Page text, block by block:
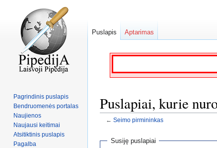
Puslapiai, kurie
← Seimo pirmininkas
Jump
JumpSusiję puslapiai
Puslapis Aptarimas
Pagrindinis puslapis
Bendruomenės portalas
Naujienos
Naujausi keitimai
Atsitiktinis puslapis
Pagalba